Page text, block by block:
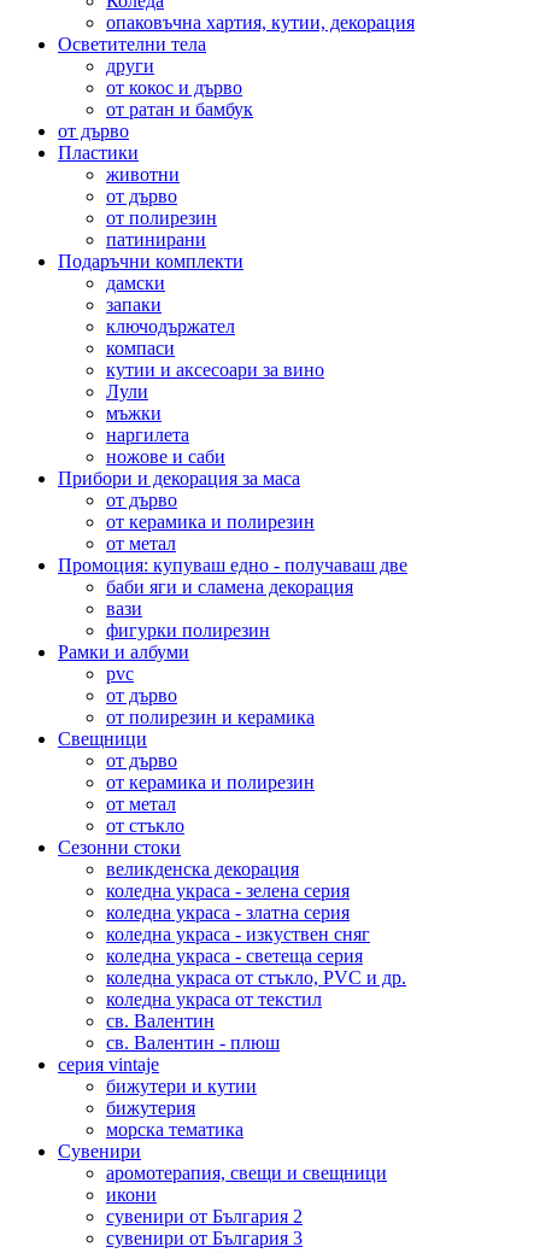
опаковъчна хартия, кутии, декорация
Осветителни тела
други
от кокос и дърво
от ратан и бамбук
от дърво
Пластики
животни
от дърво
от полирезин
патинирани
Подаръчни комплекти
дамски
запаки
ключодържател
компаси
кутии и аксесоари за вино
Лули
мъжки
наргилета
ножове и саби
Прибори и декорация за маса
от дърво
от керамика и полирезин
от метал
Промоция: купуваш едно - получаваш две
баби яги и сламена декорация
вази
фигурки полирезин
Рамки и албуми
pvc
от дърво
от полирезин и керамика
Свещници
от дърво
от керамика и полирезин
от метал
от стъкло
Сезонни стоки
великденска декорация
коледна украса - зелена серия
коледна украса - златна серия
коледна украса - изкуствен сняг
коледна украса - светеща серия
коледна украса от стъкло, PVC и др.
коледна украса от текстил
св. Валентин
св. Валентин - плюш
серия vintaje
бижутери и кутии
бижутерия
морска тематика
Сувенири
аромотерапия, свещи и свещници
икони
сувенири от България 2
сувенири от България 3